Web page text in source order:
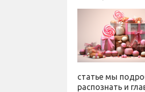
статье мы
распознать и